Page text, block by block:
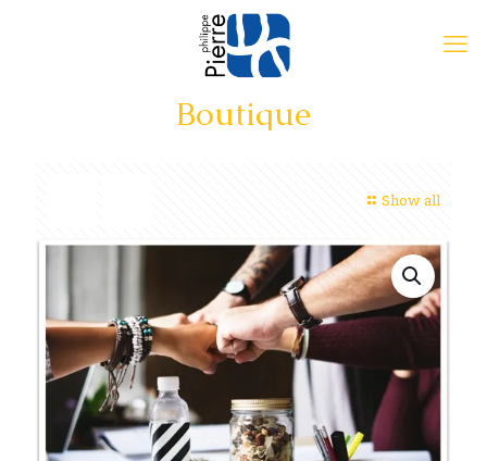
Boutique
Show all